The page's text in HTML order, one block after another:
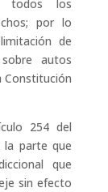
todos los
por lo
de
autos
Constitución
254 del
la parte que
que
sin efecto